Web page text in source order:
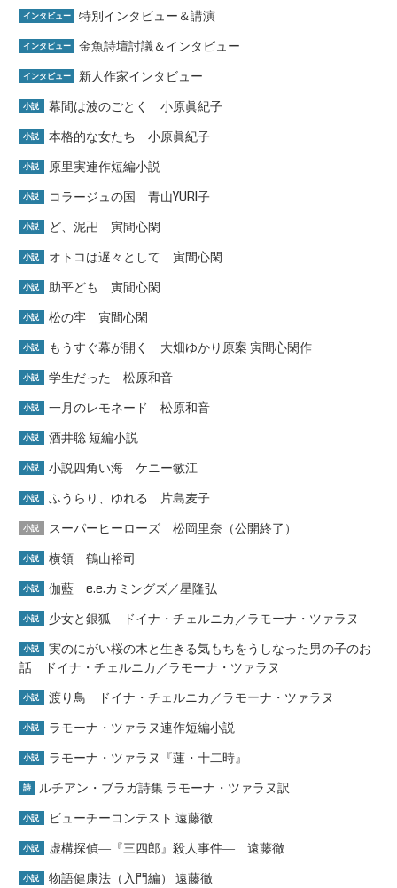
インタビュー 特別インタビュー＆講演
インタビュー 金魚詩壇討議＆インタビュー
インタビュー 新人作家インタビュー
小説 幕間は波のごとく 小原眞紀子
小説 本格的な女たち 小原眞紀子
小説 原里実連作短編小説
小説 コラージュの国 青山YURI子
小説 ど、泥卍 寅間心閑
小説 オトコは遅々として 寅間心閑
小説 助平ども 寅間心閑
小説 松の牢 寅間心閑
小説 もうすぐ幕が開く 大畑ゆかり原案 寅間心閑作
小説 学生だった 松原和音
小説 一月のレモネード 松原和音
小説 酒井聡 短編小説
小説 小説四角い海 ケニー敏江
小説 ふうらり、ゆれる 片島麦子
小説 スーパーヒーローズ 松岡里奈（公開終了）
小説 横領 鶴山裕司
小説 伽藍 e.e.カミングズ／星隆弘
小説 少女と銀狐 ドイナ・チェルニカ／ラモーナ・ツァラヌ
小説
実のにがい桜の木と生きる気もちをうしなった男の子のお
話 ドイナ・チェルニカ／ラモーナ・ツァラヌ
小説 渡り鳥 ドイナ・チェルニカ／ラモーナ・ツァラヌ
小説 ラモーナ・ツァラヌ連作短編小説
小説 ラモーナ・ツァラヌ『蓮・十二時』
詩 ルチアン・ブラガ詩集 ラモーナ・ツァラヌ訳
小説 ビューチーコンテスト 遠藤徹
小説 虚構探偵―『三四郎』殺人事件― 遠藤徹
小説 物語健康法（入門編） 遠藤徹